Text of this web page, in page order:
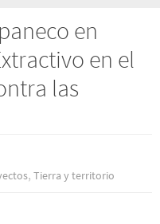
en
en el
las
,Tierra y territorio